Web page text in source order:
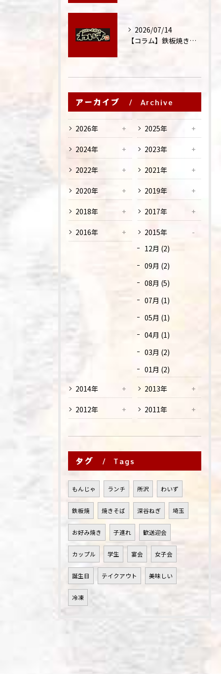
2026/07/14
【コラム】鉄板焼きが"コミュニケーション飯"と呼ばれる理由
アーカイブ Archive
2026年 2025年
2024年 2023年
2022年 2021年
2020年 2019年
2018年 2017年
2016年
2015年
12月 (2)
09月 (2)
08月 (5)
07月 (1)
05月 (1)
04月 (1)
03月 (2)
01月 (2)
2014年
2013年
2012年 2011年
タグ Tags
もんじゃ ランチ 所沢 わいず
鉄板焼 焼きそば 深谷ねぎ 埼玉
お好み焼き 子連れ 歓送迎会
カップル 学生 宴会 女子会
誕生日 テイクアウト 美味しい
冷凍